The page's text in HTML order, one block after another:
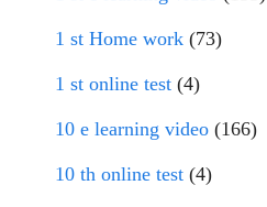
1 st Home work (73)
1 st online test (4)
10 e learning video (166)
10 th online test (4)